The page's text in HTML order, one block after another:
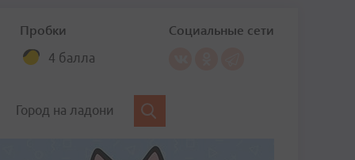
Пробки
4 балла
Социальные сети
Город на ладони